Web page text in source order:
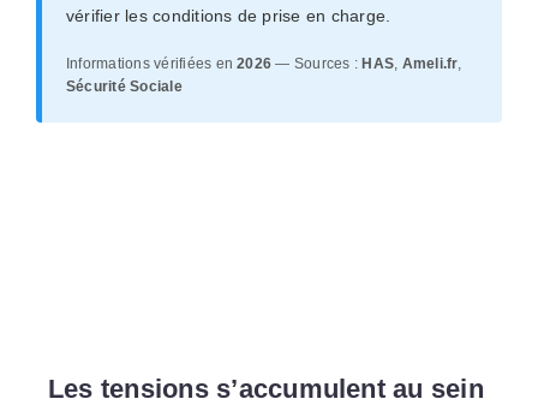
vérifier les conditions de prise en charge.
Informations vérifiées en2026 — Sources : HAS, Ameli.fr,
Sécurité Sociale
Les tensions s’accumulent au sein